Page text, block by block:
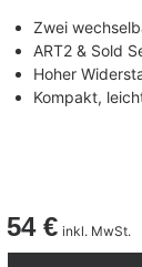
Zwei
ART2 & Sold
Hoher
Kompakt,
54 € inkl. MwSt.